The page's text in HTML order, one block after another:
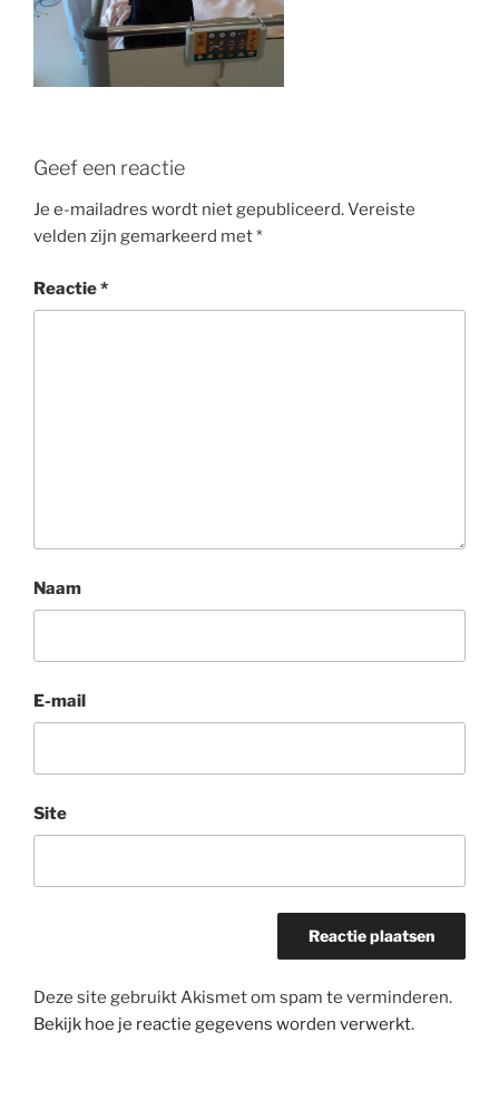
Geef een reactie
Je e-mailadres wordt niet gepubliceerd.Vereiste
velden zijn gemarkeerd met*
Reactie*
Naam
E-mail
Site
Deze site gebruikt Akismet om spam te verminderen.
Bekijk hoe je reactie gegevens worden verwerkt.